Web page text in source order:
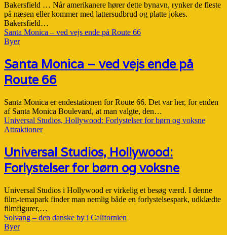
Bakersfield … Når amerikanere hører dette bynavn, rynker de fleste
på næsen eller kommer med lattersudbrud og platte jokes.
Bakersfield…
Santa Monica – ved vejs ende på Route 66
Byer
Santa Monica – ved vejs ende på
Route 66
Santa Monica er endestationen for Route 66. Det var her, for enden
af Santa Monica Boulevard, at man valgte, den…
Universal Studios, Hollywood: Forlystelser for børn og voksne
Attraktioner
Universal Studios, Hollywood:
Forlystelser for børn og voksne
Universal Studios i Hollywood er virkelig et besøg værd. I denne
film-temapark finder man nemlig både en forlystelsespark, udklædte
filmfigurer,…
Solvang – den danske by i Californien
Byer